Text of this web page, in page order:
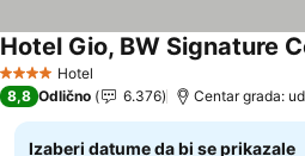
4 ZvezdiceHotel
Hotel Gio, BW Signature
8,8 Odlično 6.376 Centar grada:
Izaberi datume da bi se prikazale